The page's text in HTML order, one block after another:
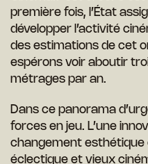
première fois, l’État
développer l’activité
des estimations de cet
espérons voir aboutir
métrages par an.
Dans ce panorama
forces en jeu. L’une
changement
éclectique et vieux